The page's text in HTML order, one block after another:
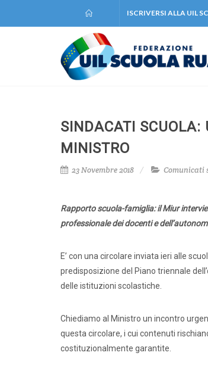
ISCRIVERSI ALLA UIL
SINDACATI SCUOLA:
MINISTRO
23 Novembre 2018 Comunicati
Rapporto scuola-famiglia: il Miur
professionale dei docenti e
E’ con una circolare inviata ieri alle
predisposizione del Piano triennale
delle istituzioni scolastiche.
Chiediamo al Ministro un incontro
questa circolare, i cui contenuti
costituzionalmente garantite.